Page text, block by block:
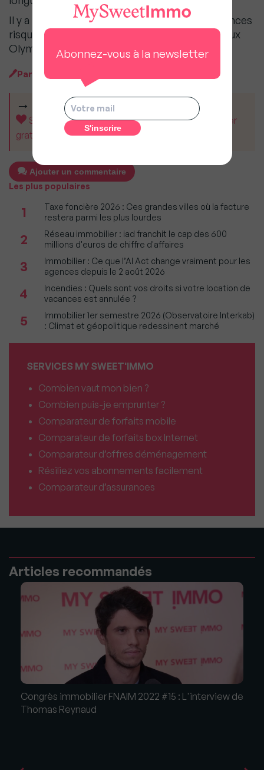
Il y a un risque sur la tension locative et les agences
risques d’être les grandes perdantes de ces Jeux
Olympique de Paris.
Par MySweetImmo
CET ARTICLE VOUS A AIDÉ ?
Soutenez MySweetImmo et aidez-nous à rester
gratuit pour tous.
Ajouter un commentaire
Les plus populaires
1
Taxe foncière 2026 : Ces grandes villes où la facture
restera parmi les plus lourdes
2
Réseau immobilier : iad franchit le cap des 600
millions d'euros de chiffre d'affaires
3
Immobilier : Ce que l’AI Act change vraiment pour les
agences depuis le 2 août 2026
4
Incendies : Quels sont vos droits si votre location de
vacances est annulée ?
5
Immobilier 1er semestre 2026 (Observatoire Interkab)
: Climat et géopolitique redessinent marché
SERVICES MY SWEET'IMMO
Combien vaut mon bien ?
Combien puis-je emprunter ?
Comparateur de forfaits mobile
Comparateur de forfaits box Internet
Comparateur d’offres déménagement
Résiliez vos abonnements facilement
Comparateur d’assurances
Articles recommandés
Congrès immobilier FNAIM 2022 #15 : L'interview de
Thomas Reynaud
Abonnez-vous à la newsletter